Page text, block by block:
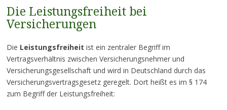
Die Leistungsfreiheit bei
Versicherungen
Die Leistungsfreiheit ist ein zentraler Begriff im
Vertragsverhältnis zwischen Versicherungsnehmer und
Versicherungsgesellschaft und wird in Deutschland durch das
Versicherungsvertragsgesetz geregelt. Dort heißt es im § 174
zum Begriff der Leistungsfreiheit: